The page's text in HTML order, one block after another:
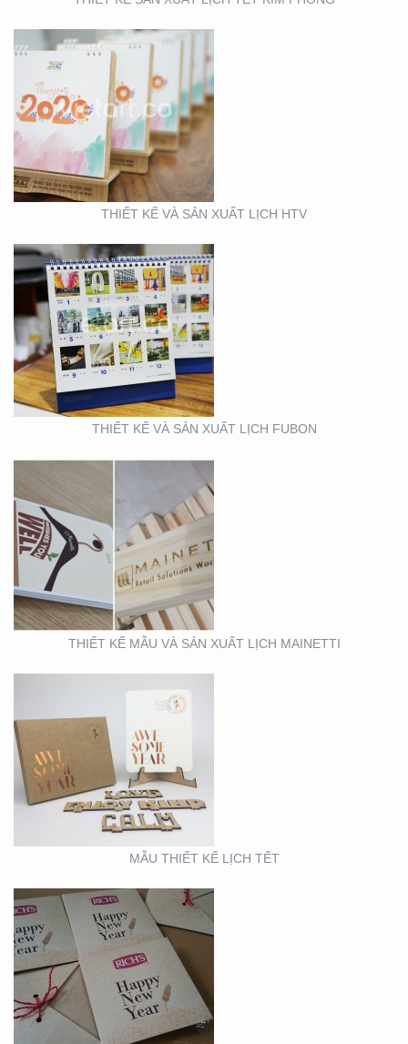
THIẾT KẾ VÀ SẢN XUẤT LỊCH HTV
THIẾT KẾ VÀ SẢN XUẤT
LỊCH FUBON
THIẾT KẾ VÀ SẢN XUẤT LỊCH FUBON
THIẾT KẾ MẪU VÀ SẢN
XUẤT LỊCH MAINETTI
THIẾT KẾ MẪU VÀ SẢN XUẤT LỊCH MAINETTI
MẪU THIẾT KẾ LỊCH
TẾT
MẪU THIẾT KẾ LỊCH TẾT
MẪU THIẾT KẾ THIỆP
TẾT RICHS
BOOTH TRIỂN LÃM
ACME (HỘI CHỢ VIFA)